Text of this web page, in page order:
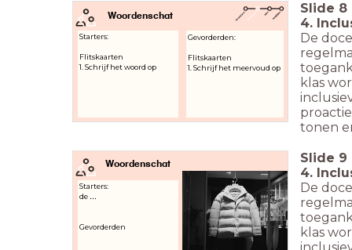
Woordenschat
Gevorderden:
Flitskaarten
1. Schrijf het meervoud op
Starters:
Flitskaarten
1. Schrijf het woord op
Slide 8
4.
De
klas
tonen
Woordenschat
Starters:
de...
Gevorderden
Slide 9
4.
De
klas